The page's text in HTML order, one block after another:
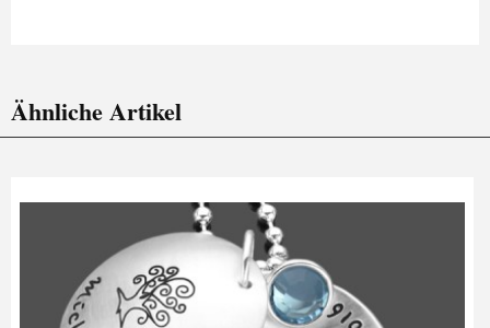
Ähnliche Artikel